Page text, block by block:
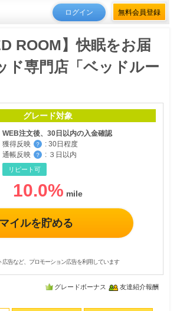
ログイン 無料会員登録
ROOM】快眠をお届
ド専門店「ベッドルー
グレード対象
WEB注文後、30日以内の入金確認
獲得反映
？ : 30日程度
通帳反映
？ : ３日以内
リピート可
10.0%
マイルを貯める
広告など、プロモーション広告を利用しています
グレードボーナス 友達紹介報酬